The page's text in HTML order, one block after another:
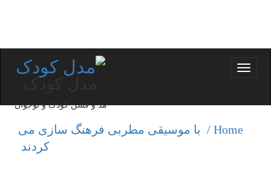
Toggle
مدل کودک
مد و فشن کودک و نوجوان
Home /
با موسیقی مطربی فرهنگ سازی می
كردند